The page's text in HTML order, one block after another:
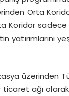
Orta
Koridor
yatırımlarını
üzerinden
ağı olarak